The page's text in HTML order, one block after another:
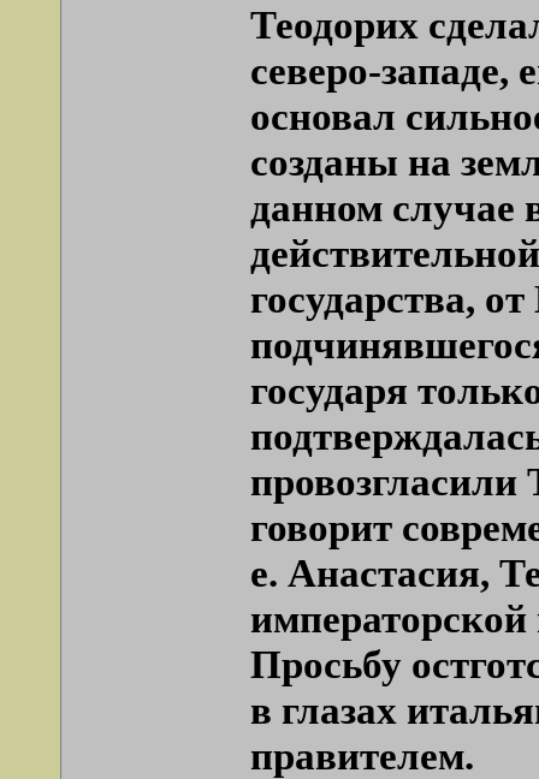
Теодорих
северо-западе,
основал
созданы на
данном случае
государства,
государя
говорит
е. Анастасия,
Просьбу
в глазах
правителем.